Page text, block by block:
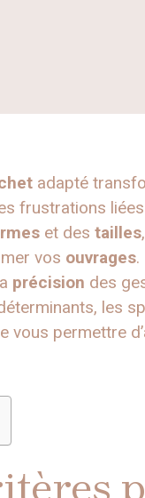
adapté
frustrations
et des tailles
vos ouvrages.
précision des
les
vous permettre